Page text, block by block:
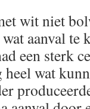
wit niet
aanval te
een sterk
wat